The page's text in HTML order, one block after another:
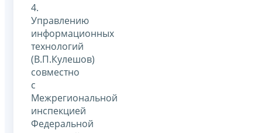
4.
Управлению
информационных
технологий
(В.П.Кулешов)
совместно
с
Межрегиональной
инспекцией
Федеральной